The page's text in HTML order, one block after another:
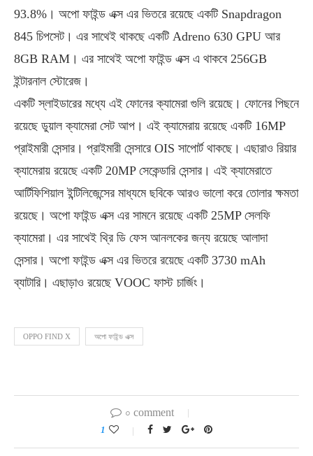
93.8%। অপো ফাইন্ড এক্স এর ভিতরে রয়েছে একটি Snapdragon
845 চিপসেট। এর সাথেই থাকছে একটি Adreno 630 GPU আর
8GB RAM। এর সাথেই অপো ফাইন্ড এক্স এ থাকবে 256GB
ইন্টারনাল স্টোরেজ।
একটি স্লাইডারের মধ্যে এই ফোনের ক্যামেরা গুলি রয়েছে। ফোনের পিছনে
রয়েছে ডুয়াল ক্যামেরা সেট আপ। এই ক্যামেরায় রয়েছে একটি 16MP
প্রাইমারী সেন্সার। প্রাইমারী সেন্সারে OIS সাপোর্ট থাকছে। এছারাও রিয়ার
ক্যামেরায় রয়েছে একটি 20MP সেকেন্ডারি সেন্সার। এই ক্যামেরাতে
আর্টিফিশিয়াল ইন্টিলিজেন্সের মাধ্যমে ছবিকে আরও ভালো করে তোলার ক্ষমতা
রয়েছে। অপো ফাইন্ড এক্স এর সামনে রয়েছে একটি 25MP সেলফি
ক্যামেরা। এর সাথেই থ্রি ডি ফেস আনলকের জন্য রয়েছে আলাদা
সেন্সার। অপো ফাইন্ড এক্স এর ভিতরে রয়েছে একটি 3730 mAh
ব্যাটারি। এছাড়াও রয়েছে VOOC ফাস্ট চার্জিং।
OPPO FIND X অপো ফাইন্ড এক্স
০ comment
1